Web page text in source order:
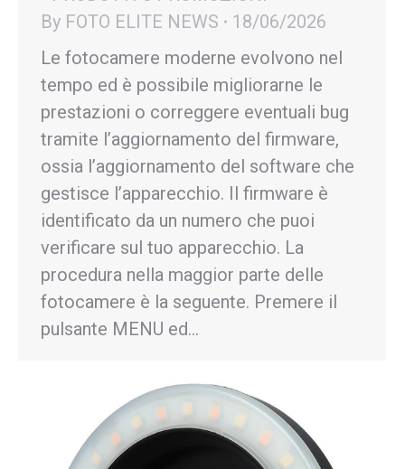
By FOTO ELITE NEWS
18/06/2026
Le fotocamere moderne evolvono nel
tempo ed è possibile migliorarne le
prestazioni o correggere eventuali bug
tramite l’aggiornamento del firmware,
ossia l’aggiornamento del software che
gestisce l’apparecchio. Il firmware è
identificato da un numero che puoi
verificare sul tuo apparecchio. La
procedura nella maggior parte delle
fotocamere è la seguente. Premere il
pulsante MENU ed…